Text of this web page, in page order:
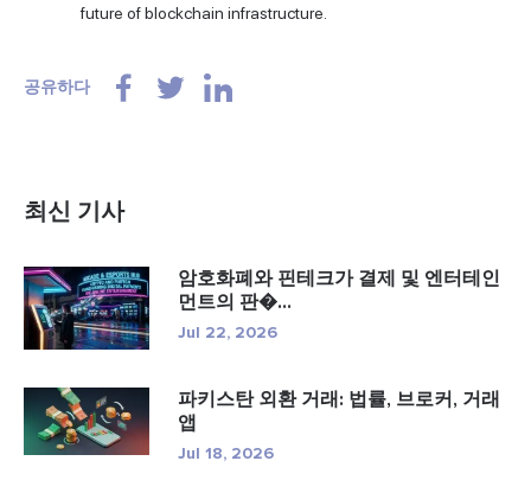
future of blockchain infrastructure.
공유하다
최신 기사
암호화폐와 핀테크가 결제 및 엔터테인
먼트의 판�...
Jul 22, 2026
파키스탄 외환 거래: 법률, 브로커, 거래
앱
Jul 18, 2026